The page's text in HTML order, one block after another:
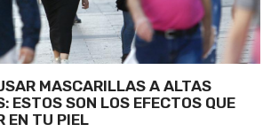
MASCARILLAS A ALTAS
ESTOS SON LOS EFECTOS QUE
EN TU PIEL